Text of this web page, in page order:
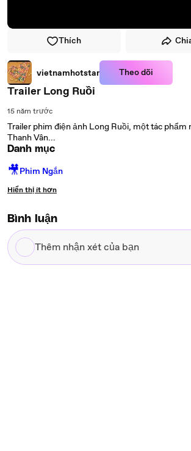
Thích
vietnamhotstar Theo dõi
Trailer Long Ruồi
15 năm trước
Trailer phim điện ảnh Long Ruồi, một tác phẩm
Thanh Vân...
Danh mục
🎥Phim Ngắn
Hiển thị ít hơn
Bình luận
Thêm
nhận